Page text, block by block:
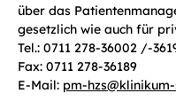
über das
gesetzlich wie auch für
Tel.: 0711 278-36002 /-
Fax: 0711 278-36189
E-Mail: pm-hzs@